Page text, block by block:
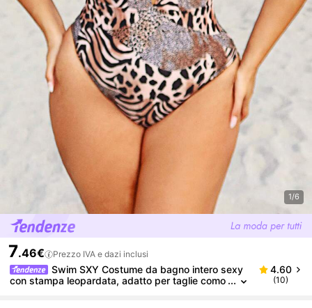
1/6
7.46€ Prezzo IVA e dazi inclusi
Swim SXY Costume da bagno intero sexy
con stampa leopardata, adatto per taglie como
4.60
(10)